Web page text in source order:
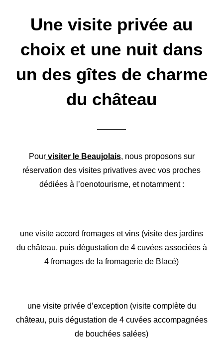
Une visite privée au
choix et une nuit dans
un des gîtes de charme
du château
Pour visiter le Beaujolais, nous proposons sur
réservation des visites privatives avec vos proches
dédiées à l’oenotourisme, et notamment :
une visite accord fromages et vins (visite des jardins
du château, puis dégustation de 4 cuvées associées à
4 fromages de la fromagerie de Blacé)
une visite privée d’exception (visite complète du
château, puis dégustation de 4 cuvées accompagnées
de bouchées salées)